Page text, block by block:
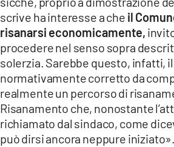
scrive ha interesse a che il
risanarsi economicamente,
procedere nel senso sopra
solerzia. Sarebbe questo, infatti,
normativamente corretto da
realmente un percorso di
Risanamento che, nonostante
richiamato dal sindaco, come
può dirsi ancora neppure iniziato».